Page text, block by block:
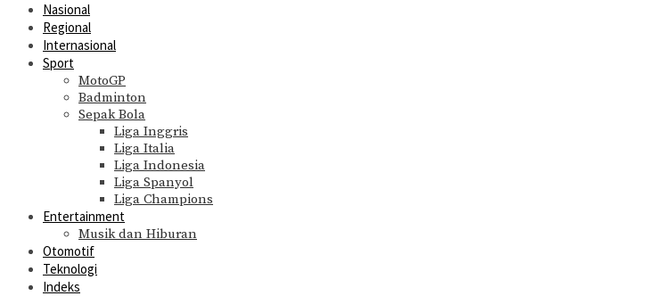
Nasional
Regional
Internasional
Sport
MotoGP
Badminton
Sepak Bola
Liga Inggris
Liga Italia
Liga Indonesia
Liga Spanyol
Liga Champions
Entertainment
Musik dan Hiburan
Otomotif
Teknologi
Indeks